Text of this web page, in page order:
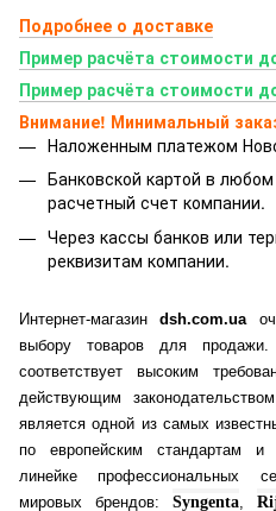
Подробнее о доставке
Пример расчёта стоимости
Пример расчёта стоимости
Внимание! Минимальный
Наложенным платежом
Банковской картой в
расчетный счет компании.
Через кассы банков или
реквизитам компании.
Интернет-магазинdsh.com.ua
выбору товаров для продажи.
соответствует высоким
действующим
является одной из самых
по европейским стандартам
линейке профессиональных
мировых брендов: Syngenta,